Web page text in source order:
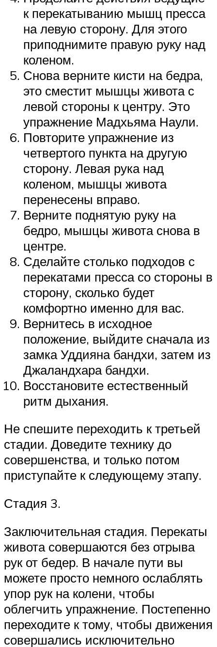
к перекатыванию мышц пресса
на левую сторону. Для этого
приподнимите правую руку над
коленом.
Снова верните кисти на бедра,
это сместит мышцы живота с
левой стороны к центру. Это
упражнение Мадхьяма Наули.
Повторите упражнение из
четвертого пункта на другую
сторону. Левая рука над
коленом, мышцы живота
перенесены вправо.
Верните поднятую руку на
бедро, мышцы живота снова в
центре.
Сделайте столько подходов с
перекатами пресса со стороны в
сторону, сколько будет
комфортно именно для вас.
Вернитесь в исходное
положение, выйдите сначала из
замка Уддияна бандхи, затем из
Джаландхара бандхи.
Восстановите естественный
ритм дыхания.
Не спешите переходить к третьей
стадии. Доведите технику до
совершенства, и только потом
приступайте к следующему этапу.
Стадия 3.
Заключительная стадия. Перекаты
живота совершаются без отрыва
рук от бедер. В начале пути вы
можете просто немного ослаблять
упор рук на колени, чтобы
облегчить упражнение. Постепенно
переходите к тому, чтобы движения
совершались исключительно